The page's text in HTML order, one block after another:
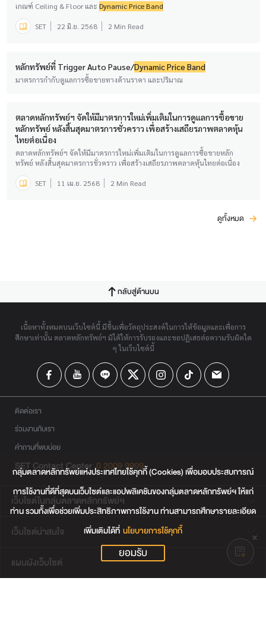
เกณฑ์ Ceiling & Floor และDynamic Price Band
SET 22 มิ.ย. 2568 2 Min Read
หลักทรัพย์ที่ Trigger Auto Pause/Dynamic Price Band
มาตรการกำกับดูแลการซื้อขายทางด้านราคา และปริมาณ
ตลาดหลักทรัพย์ฯ จัดให้มีมาตรการใหม่เพิ่มเติมในการดูแลการซื้อขาย
หลักทรัพย์ หลังสิ้นสุดมาตรการชั่วคราว เพื่อสร้างเสถียรภาพตลาดหุ้น
ไทยต่อเนื่อง
ตลาดหลักทรัพย์ฯ จัดให้มีมาตรการใหม่เพิ่มเติมในการดูแลการซื้อขายหลัก
ทรัพย์ หลังสิ้นสุดมาตรการชั่วคราว เพื่อสร้างเสถียรภาพตลาดหุ้นไทยต่อเนื่อง
SET 11 เม.ย. 2568 2 Min Read
ดูทั้งหมด
กลับสู่ด้านบน
เนื้อหาทั้งหมดบนเว็บไซต์นี้ มีขึ้นเพื่อวัตถุประสงค์ในการให้ข้อมูลและเพื่อการ
ศึกษาเท่านั้น ตลาดหลักทรัพย์ฯ มิได้ให้การรับรองและขอปฏิเสธต่อความรับผิดใด
ๆ ในเว็บไซต์นี้
ติดต่อเรา
ร่วมงานกับเรา
คำถามที่พบบ่อย
SET Contact Center 0 2009 9999
เว็บไซต์ในกลุ่มตลาดหลักทรัพย์ฯ
เว็บไซต์น่าสนใจ
แผนผังเว็บไซต์
กลุ่มตลาดหลักทรัพย์แห่งประเทศไทยใช้คุกกี้ (Cookies) เพื่อมอบประสบการณ์
การใช้งานที่ดีที่สุดบนเว็บไซต์และแอปพลิเคชันของกลุ่มตลาดหลักทรัพย์ฯ ให้แก่
ท่าน รวมทั้งเพื่อช่วยเพิ่มประสิทธิภาพการใช้งาน ท่านสามารถศึกษารายละเอียด
เพิ่มเติมได้ที่ นโยบายการใช้คุกกี้
ยอมรับ